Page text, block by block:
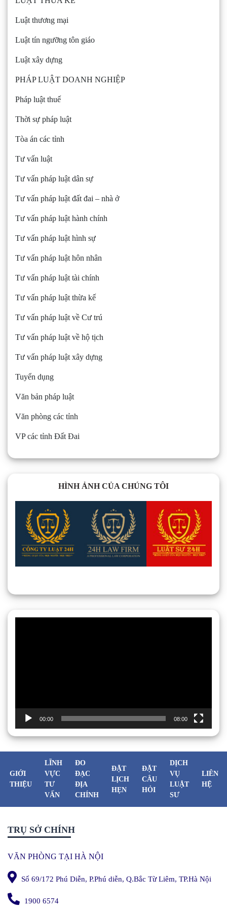
Luật thương mại
Luật tín ngưỡng tôn giáo
Luật xây dựng
PHÁP LUẬT DOANH NGHIỆP
Pháp luật thuế
Thời sự pháp luật
Tòa án các tỉnh
Tư vấn luật
Tư vấn pháp luật dân sự
Tư vấn pháp luật đất đai – nhà ở
Tư vấn pháp luật hành chính
Tư vấn pháp luật hình sự
Tư vấn pháp luật hôn nhân
Tư vấn pháp luật tài chính
Tư vấn pháp luật thừa kế
Tư vấn pháp luật về Cư trú
Tư vấn pháp luật về hộ tịch
Tư vấn pháp luật xây dựng
Tuyển dụng
Văn bản pháp luật
Văn phòng các tỉnh
VP các tỉnh Đất Đai
HÌNH ẢNH CỦA CHÚNG TÔI
00:00 08:00
GIỚI
THIỆU
LĨNH
VỰC
TƯ
VẤN
ĐO
ĐẠC
ĐỊA
CHÍNH
ĐẶT
LỊCH
HẸN
ĐẶT
CÂU
HỎI
DỊCH
VỤ
LUẬT
SƯ
LIÊN
HỆ
TRỤ SỞ CHÍNH
VĂN PHÒNG TẠI HÀ NỘI
Số 69/172 Phú Diễn, P.Phú diễn, Q.Bắc Từ Liêm, TP.Hà Nội
1900 6574